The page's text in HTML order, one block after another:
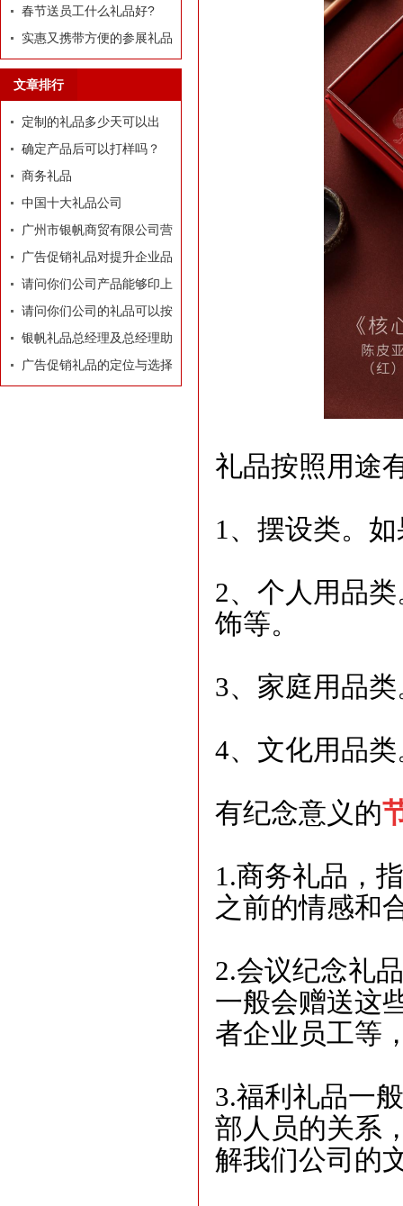
好?
春节送员工什么礼品好?
实惠又携带方便的参展礼品
文章排行
定制的礼品多少天可以出
货？
确定产品后可以打样吗？
商务礼品
中国十大礼品公司
广州市银帆商贸有限公司营
业执照
广告促销礼品对提升企业品
牌有着莫大的作用
请问你们公司产品能够印上
我们公司的LOGO和广告
吗？
请问你们公司的礼品可以按
照我们的要求和构思专门设
计订做吗？
银帆礼品总经理及总经理助
理名片
广告促销礼品的定位与选择
礼品按照用途
1、摆设类。
2、个人用品
饰等。
3、家庭用品
4、文化用品
有纪念意义的
1.商务礼品，
之前的情感和
2.会议纪念礼
一般会赠送这
者企业员工等
3.福利礼品一
部人员的关系
解我们公司的